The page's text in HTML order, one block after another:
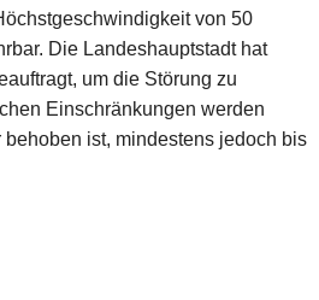
von 50
Die Landeshauptstadt hat
um die Störung zu
Einschränkungen werden
ist, mindestens jedoch bis